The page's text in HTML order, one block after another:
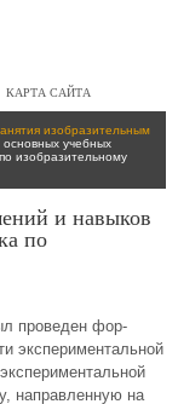
КАРТА САЙТА
изобразительным
учебных
изобразительному
и навыков
по
проведен фор­
экспериментальной
на­правленную на